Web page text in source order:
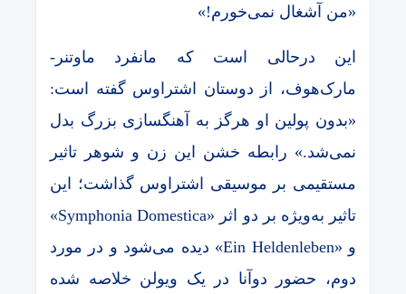
«من آشغال نمی‌خورم!»
این درحالی است که مانفرد ماوتنر-
مارک‌هوف، از دوستان اشتراوس گفته است:
«بدون پولین او هرگز به آهنگسازی بزرگ بدل
نمی‌شد.» رابطه خشن این زن و شوهر تاثیر
مستقیمی بر موسیقی اشتراوس گذاشت؛ این
تاثیر به‌ویژه بر دو اثر «Symphonia Domestica»
و «Ein Heldenleben» دیده می‌شود و در مورد
دوم، حضور دوآنا در یک ویولن خلاصه شده